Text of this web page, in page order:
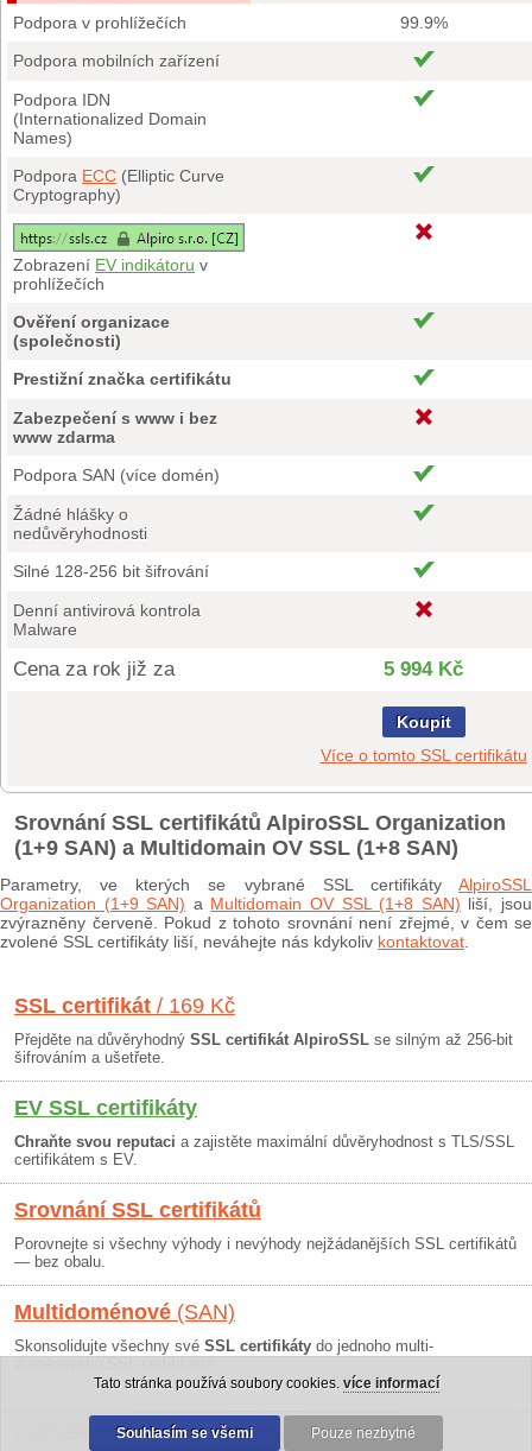
Podpora v prohlížečích
99.9%
Podpora mobilních zařízení
Podpora IDN
(Internationalized Domain
Names)
Podpora ECC (Elliptic Curve
Cryptography)
Zobrazení EV indikátoru v
prohlížečích
Ověření organizace
(společnosti)
Prestižní značka certifikátu
Zabezpečení s www i bez
www zdarma
Podpora SAN (více domén)
Žádné hlášky o
nedůvěryhodnosti
Silné 128-256 bit šifrování
Denní antivirová kontrola
Malware
Cena za rok již za 5 994 Kč
Koupit
Více o tomto SSL certifikátu
Srovnání SSL certifikátů AlpiroSSL Organization
(1+9 SAN) a Multidomain OV SSL (1+8 SAN)
Parametry, ve kterých se vybrané SSL certifikáty AlpiroSSL
Organization (1+9 SAN) a Multidomain OV SSL (1+8 SAN) liší, jsou
zvýrazněny červeně. Pokud z tohoto srovnání není zřejmé, v čem se
zvolené SSL certifikáty liší, neváhejte nás kdykoliv kontaktovat
SSL certifikát / 169 Kč
Přejděte na důvěryhodný SSL certifikát AlpiroSSL se silným až 256-bit
šifrováním a ušetřete.
EV SSL certifikáty
Chraňte svou reputaci a zajistěte maximální důvěryhodnost s TLS/SSL
certifikátem s EV.
Srovnání SSL certifikátů
Porovnejte si všechny výhody i nevýhody nejžádanějších SSL certifikátů
— bez obalu.
Multidoménové (SAN)
Skonsolidujte všechny své SSL certifikáty do jednoho multi-
Obchodní podmínky|30 dní záruka
Tato stránka používá soubory cookies. více informací
Souhlasím se všemi Pouze nezbytné